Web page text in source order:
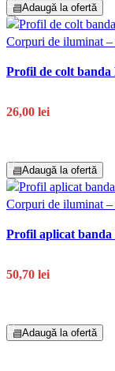
▤Adaugă la ofertă
Profil de colt
26,00 lei
▤Adaugă la ofertă
Profil aplicat
50,70 lei
▤Adaugă la ofertă